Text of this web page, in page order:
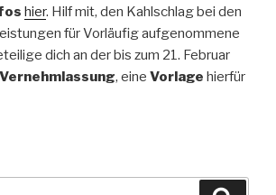
hier. Hilf mit, den Kahlschlag bei den
für Vorläufig aufgenommene
dich an der bis zum 21. Februar
Vernehmlassung, eine Vorlage hierfür